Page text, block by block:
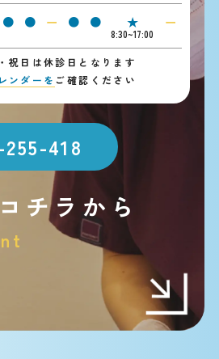
● ● ー ● ● ★
8:30~17:00
ー
祝日は休診日となります
ンダーを ご確認ください
418
チラから